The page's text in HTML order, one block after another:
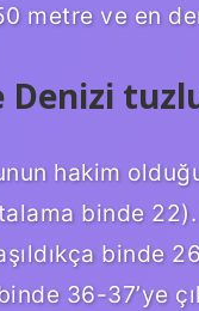
metre ve en
Denizi
hakim
binde
binde
36-37’ye